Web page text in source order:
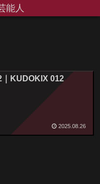
能人
KUDOKIX 012
2025.08.26